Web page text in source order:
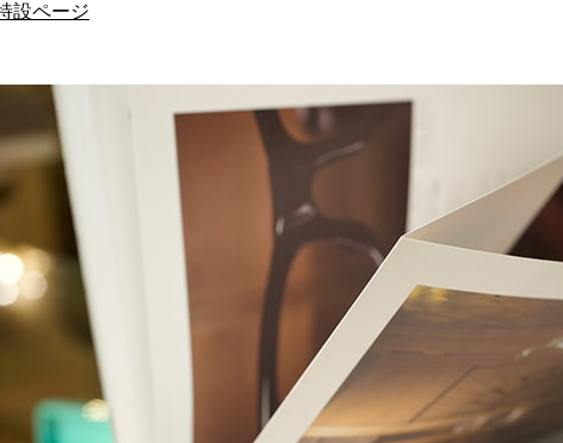
設ページ